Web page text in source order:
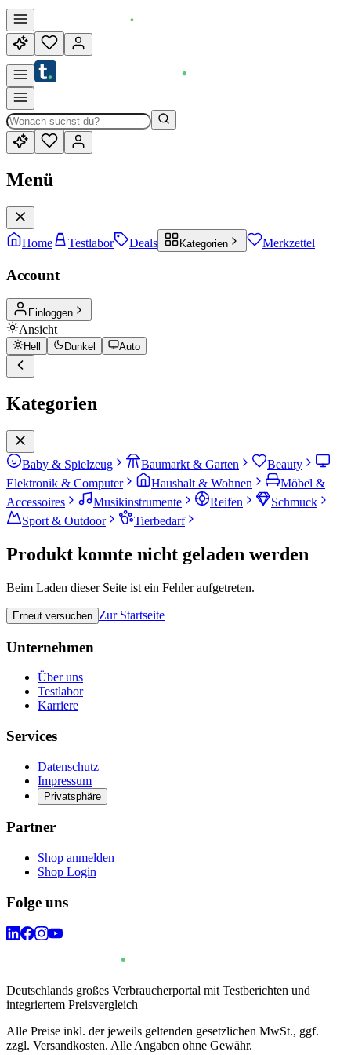
Menü
Home Testlabor Deals Kategorien Merkzettel
Account
Einloggen
Ansicht
Hell Dunkel Auto
Kategorien
Baby & Spielzeug Baumarkt & Garten
Beauty
Elektronik & Computer
Haushalt & Wohnen
Möbel &
Accessoires
Musikinstrumente Reifen
Schmuck
Sport & Outdoor
Tierbedarf
Produkt konnte nicht geladen werden
Beim Laden dieser Seite ist ein Fehler aufgetreten.
Erneut versuchen Zur Startseite
Unternehmen
Über uns
Testlabor
Karriere
Services
Datenschutz
Impressum
Privatsphäre
Partner
Shop anmelden
Shop Login
Folge uns
Deutschlands großes Verbraucherportal mit Testberichten und
integriertem Preisvergleich
Alle Preise inkl. der jeweils geltenden gesetzlichen MwSt., ggf.
zzgl. Versandkosten. Alle Angaben ohne Gewähr.